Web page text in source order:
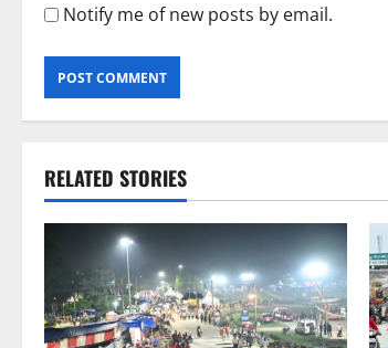
Notify me of new posts by email.
RELATED STORIES